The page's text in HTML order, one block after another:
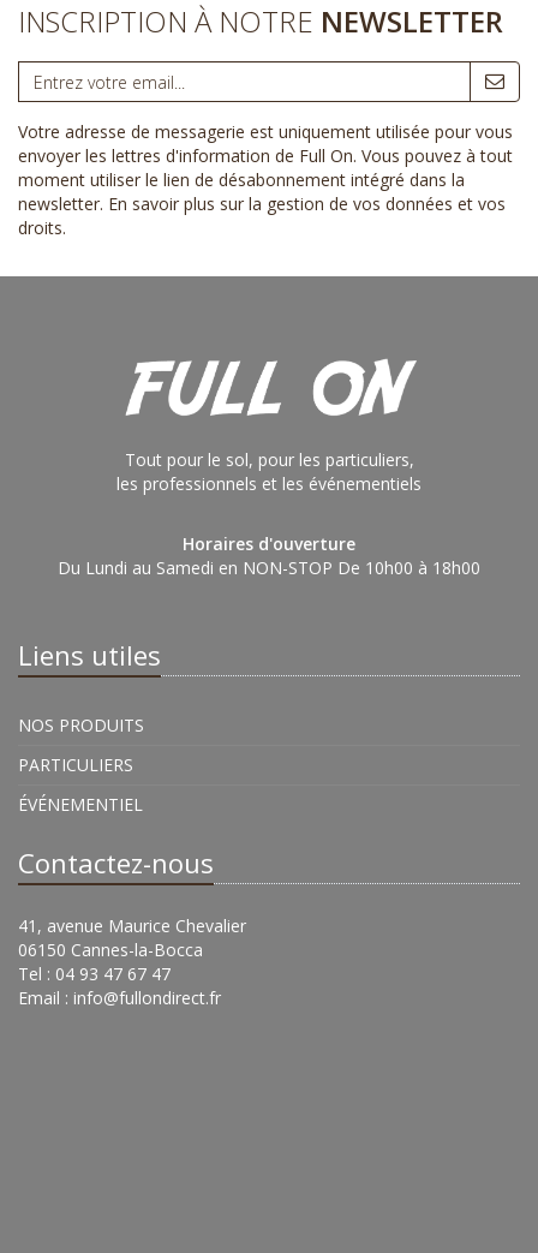
INSCRIPTION À NOTRE NEWSLETTER
Votre adresse de messagerie est uniquement utilisée pour vous
envoyer les lettres d'information de Full On. Vous pouvez à tout
moment utiliser le lien de désabonnement intégré dans la
newsletter. En savoir plus sur la gestion de vos données et vos
droits.
Tout pour le sol, pour les particuliers,
les professionnels et les événementiels
Horaires d'ouverture
Du Lundi au Samedi en NON-STOP De 10h00 à 18h00
Liens utiles
NOS PRODUITS
PARTICULIERS
ÉVÉNEMENTIEL
Contactez-nous
41, avenue Maurice Chevalier
06150 Cannes-la-Bocca
Tel : 04 93 47 67 47
Email : info@fullondirect.fr